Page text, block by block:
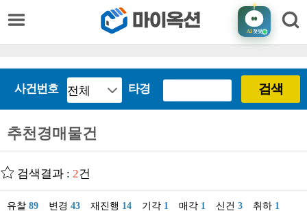
AI챗봇
사건번호 타경 검색
추천경매물건
검색결과 : 2건
유찰 89 변경 43 재진행 14 기각 1 매각 1 신건 3 취하 1